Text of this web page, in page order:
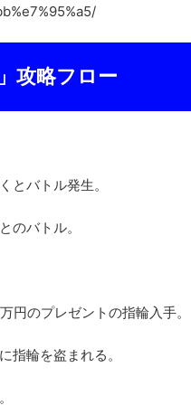
攻略フロー
とバトル発生。
のバトル。
円のプレゼントの指輪入手。
指輪を盗まれる。